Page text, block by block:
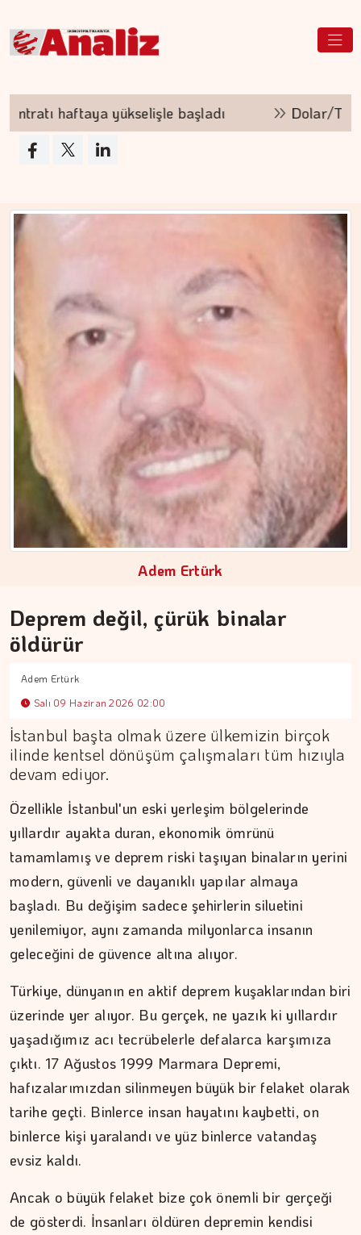
başladı Dolar/TL 47,72 seviyesinden
Adem Ertürk
Deprem değil, çürük binalar
öldürür
Adem Ertürk
Salı 09 Haziran 2026 02:00
İstanbul başta olmak üzere ülkemizin birçok
ilinde kentsel dönüşüm çalışmaları tüm hızıyla
devam ediyor.
Özellikle İstanbul'un eski yerleşim bölgelerinde
yıllardır ayakta duran, ekonomik ömrünü
tamamlamış ve deprem riski taşıyan binaların yerini
modern, güvenli ve dayanıklı yapılar almaya
başladı. Bu değişim sadece şehirlerin siluetini
yenilemiyor, aynı zamanda milyonlarca insanın
geleceğini de güvence altına alıyor.
Türkiye, dünyanın en aktif deprem kuşaklarından biri
üzerinde yer alıyor. Bu gerçek, ne yazık ki yıllardır
yaşadığımız acı tecrübelerle defalarca karşımıza
çıktı. 17 Ağustos 1999 Marmara Depremi,
hafızalarımızdan silinmeyen büyük bir felaket olarak
tarihe geçti. Binlerce insan hayatını kaybetti, on
binlerce kişi yaralandı ve yüz binlerce vatandaş
evsiz kaldı.
Ancak o büyük felaket bize çok önemli bir gerçeği
de gösterdi. İnsanları öldüren depremin kendisi
ÇİĞDEM MEN
MEZİN DEDEYİ
194 yıl yaşayacakmışız...…
DR. TANER EKİNCİ
Nefes, agni ve içsel denge